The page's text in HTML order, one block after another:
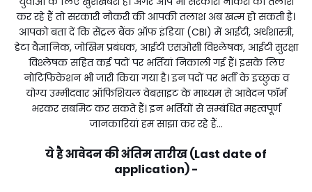
कर रहे हैं तो सरकारी नौकरी की आपकी तलाश अब खत्म हो सकती है।
आपको बता दें कि सेंट्रल बैंक ऑफ इंडिया (CBI) में आईटी, अर्थशास्त्री,
डेटा वैज्ञानिक, जोखिम प्रबंधक, आईटी एसओसी विश्लेषक, आईटी सुरक्षा
विश्लेषक सहित कई पदों पर भर्तियां निकाली गई हैं। इसके लिए
नोटिफिकेशन भी जारी किया गया है। इन पदों पर भर्ती के इच्छुक व
योग्य उम्मीदवार ऑफिशियल वेबसाइट के माध्यम से आवेदन फॉर्म
भरकर सबमिट कर सकते हैं। इन भर्तियों से सम्बंधित महत्वपूर्ण
जानकारियां हम साझा कर रहे हैं...
ये है आवेदन की अंतिम तारीख (Last date of
application) -